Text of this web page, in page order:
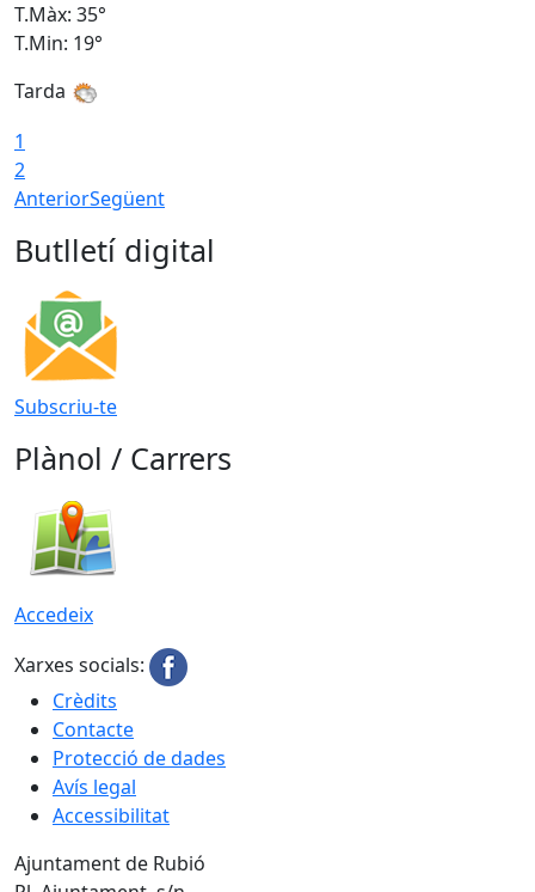
T.Màx: 35°
T.Min: 19°
Tarda
1
2
AnteriorSegüent
Butlletí digital
Subscriu-te
Plànol / Carrers
Accedeix
Xarxes socials:
Crèdits
Contacte
Protecció de dades
Avís legal
Accessibilitat
Ajuntament de Rubió